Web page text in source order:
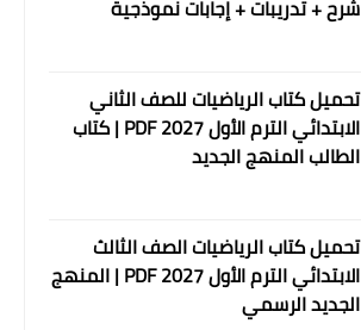
شرح + تدريبات + إجابات نموذجية
تحميل كتاب الرياضيات للصف الثاني
الابتدائي الترم الأول 2027 PDF | كتاب
الطالب المنهج الجديد
تحميل كتاب الرياضيات الصف الثالث
الابتدائي الترم الأول 2027 PDF | المنهج
الجديد الرسمي